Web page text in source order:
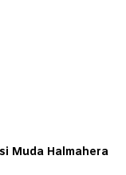
Muda Halmahera